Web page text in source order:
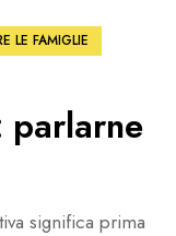
LE FAMIGLIE
parlarne
significa prima